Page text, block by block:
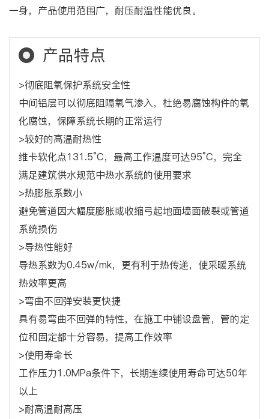
一身，产品使用范围广，耐压耐温性能优良。
产品特点
>彻底阻氧保护系统安全性
中间铝层可以彻底阻隔氧气渗入，杜绝易腐蚀构件的氧
化腐蚀，保障系统长期的正常运行
>较好的高温耐热性
维卡软化点131.5°C，最高工作温度可达95°C，完全
满足建筑供水规范中热水系统的使用要求
>热膨胀系数小
避免管道因大幅度膨胀或收缩弓起地面墙面破裂或管道
系统损伤
>导热性能好
导热系数为0.45w/mk，更有利于热传递，使采暖系统
热效率更高
>弯曲不回弹安装更快捷
具有易弯曲不回弹的特性，在施工中铺设盘管，管的定
位和固定都十分容易，提高工作效率
>使用寿命长
工作压力1.0MPa条件下，长期连续使用寿命可达50年
以上
>耐高温耐高压